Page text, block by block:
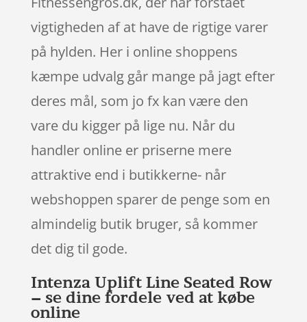
vigtigheden af at have de rigtige varer
på hylden. Her i online shoppens
kæmpe udvalg går mange på jagt efter
deres mål, som jo fx kan være den
vare du kigger på lige nu. Når du
handler online er priserne mere
attraktive end i butikkerne- når
webshoppen sparer de penge som en
almindelig butik bruger, så kommer
det dig til gode.
Intenza Uplift Line Seated Row
– se dine fordele ved at købe
online